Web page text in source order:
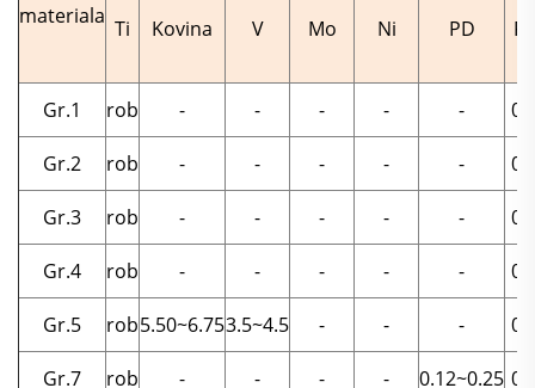
materiala Ti Kovina V Mo Ni PD Fe
Gr.1 rob - - - - -
Gr.2 rob - - - - -
Gr.3 rob - - - - -
Gr.4 rob - - - - -
Gr.5 rob5.50~6.753.5~4.5 - - -
Gr.7 rob - - - - 0.12~0.25